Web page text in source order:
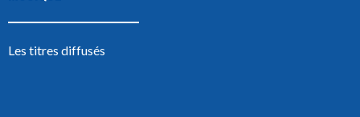
Les titres diffusés